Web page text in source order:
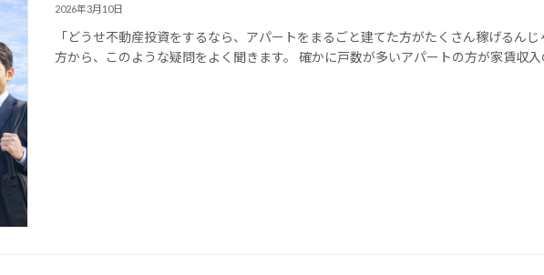
2026年3月10日
「どうせ不動産投資をするなら、アパートをまるごと建てた方がたくさん稼げるん
方から、このような疑問をよく聞きます。 確かに戸数が多いアパートの方が家賃収